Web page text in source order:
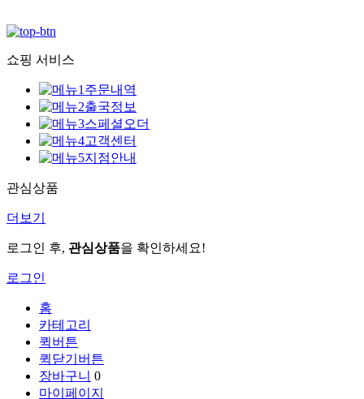
쇼핑 서비스
주문내역
출국정보
스페셜오더
고객센터
지점안내
관심상품
더보기
로그인 후, 관심상품을 확인하세요!
로그인
홈
카테고리
퀵버튼
퀵닫기버튼
장바구니 0
마이페이지